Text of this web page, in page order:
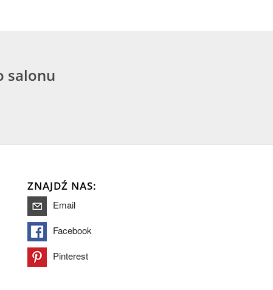
salonu
ZNAJDŹ NAS:
Email
Facebook
Pinterest